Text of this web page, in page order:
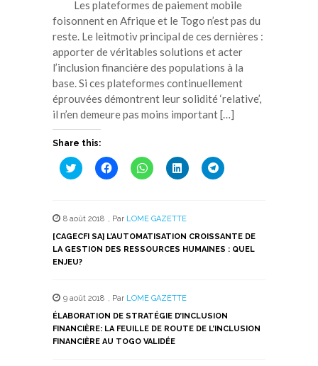
Les plateformes de paiement mobile
foisonnent en Afrique et le Togo n’est pas du
reste. Le leitmotiv principal de ces dernières :
apporter de véritables solutions et acter
l’inclusion financière des populations à la
base. Si ces plateformes continuellement
éprouvées démontrent leur solidité ‘relative’,
il n’en demeure pas moins important […]
Share this:
Cliquez
pour
une
nouvelle
fenêtre)
Cliquez
pour
une
nouvelle
fenêtre)
Cliquez
pour
une
nouvelle
fenêtre)
Cliquez
pour
une
nouvelle
fenêtre)
Cliquez
pour
nouvelle
fenêtre)
8 août 2018 , Par LOME GAZETTE
[CAGECFI SA] L’AUTOMATISATION CROISSANTE DE
LA GESTION DES RESSOURCES HUMAINES : QUEL
ENJEU?
9 août 2018 , Par LOME GAZETTE
ÉLABORATION DE STRATÉGIE D’INCLUSION
FINANCIÈRE: LA FEUILLE DE ROUTE DE L’INCLUSION
FINANCIÈRE AU TOGO VALIDÉE